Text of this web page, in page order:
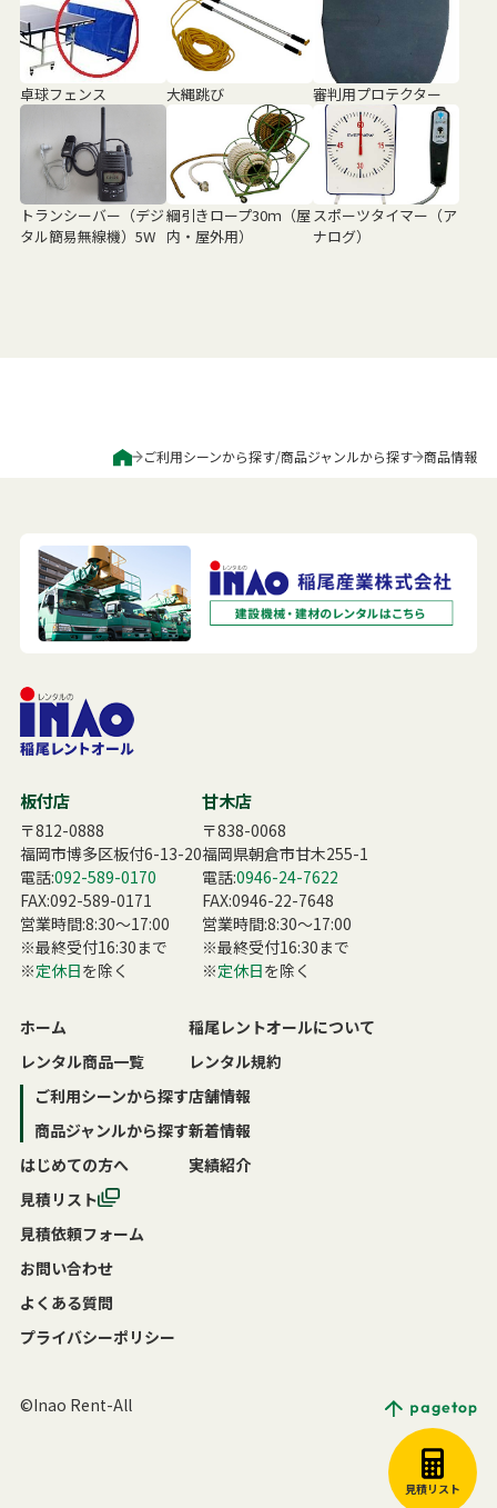
卓球フェンス 大縄跳び 審判用プロテクター
トランシーバー（デジ
タル簡易無線機）5W
綱引きロープ30ｍ（屋
内・屋外用）
スポーツタイマー（ア
ナログ）
ご利用シーンから探す/商品ジャンルから探す 商品情報
板付店
〒812-0888
福岡市博多区板付6-13-20
電話:092-589-0170
FAX:092-589-0171
営業時間:8:30〜17:00
※最終受付16:30まで
※定休日を除く
甘木店
〒838-0068
福岡県朝倉市甘木255-1
電話:0946-24-7622
FAX:0946-22-7648
営業時間:8:30〜17:00
※最終受付16:30まで
※定休日を除く
ホーム
レンタル商品一覧
ご利用シーンから探す
商品ジャンルから探す
はじめての方へ
稲尾レントオールについて
レンタル規約
店舗情報
新着情報
実績紹介
見積リスト
見積依頼フォーム
お問い合わせ
よくある質問
プライバシーポリシー
©Inao Rent-All